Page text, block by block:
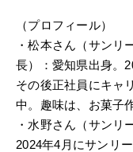
（プロフィール）
・松本さん（サンリ
長）：愛知県出身。
その後正社員にキャ
中。趣味は、お菓子
・水野さん（サンリ
2024年4月にサンリ